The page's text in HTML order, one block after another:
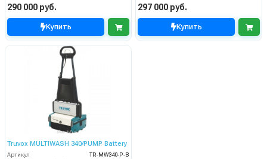
290 000 руб.
Купить
297 000 руб.
Купить
Truvox MULTIWASH 340/PUMP Battery
Артикул
TR-MW340-P-B